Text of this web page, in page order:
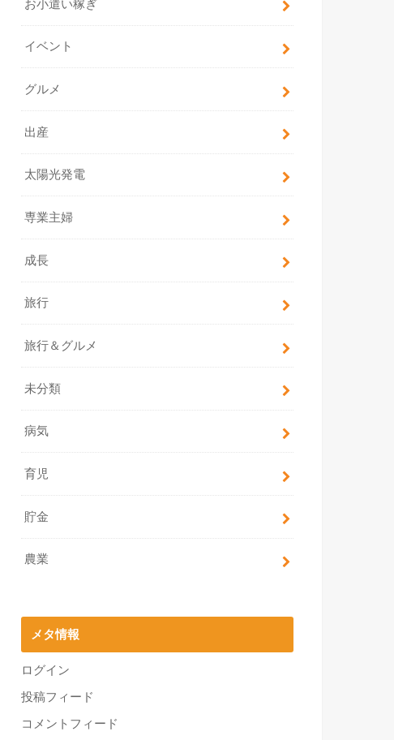
お小遣い稼ぎ
イベント
グルメ
出産
太陽光発電
専業主婦
成長
旅行
旅行＆グルメ
未分類
病気
育児
貯金
農業
メタ情報
ログイン
投稿フィード
コメントフィード